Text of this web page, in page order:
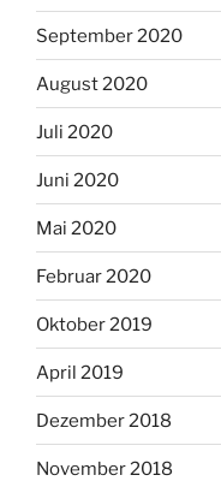
September 2020
August 2020
Juli 2020
Juni 2020
Mai 2020
Februar 2020
Oktober 2019
April 2019
Dezember 2018
November 2018